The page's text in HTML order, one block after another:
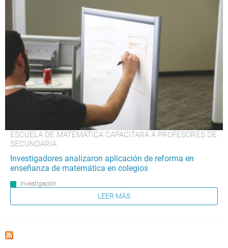
ESCUELA DE MATEMÁTICA CAPACITARÁ A PROFESORES DE
SECUNDARIA
Investigadores analizaron aplicación de reforma en
enseñanza de matemática en colegios
Investigación
LEER MÁS